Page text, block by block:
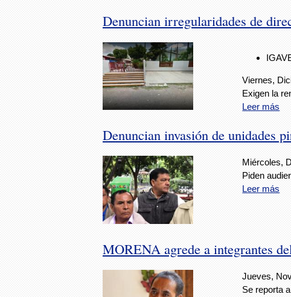
Denuncian irregularidades de
Viernes,
Exigen la
Leer más
Denuncian invasión de unidades
Miércoles,
Piden
Leer más
MORENA agrede a integrantes
Jueves,
Se reporta